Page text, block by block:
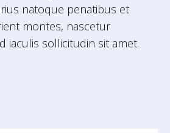
natoque penatibus et
montes, nascetur
iaculis sollicitudin sit amet.